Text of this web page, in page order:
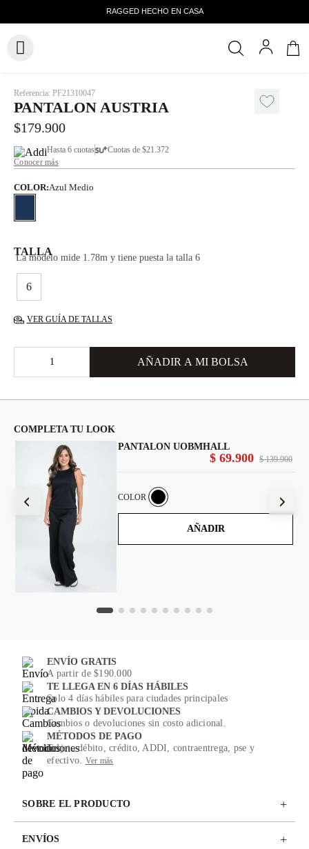
Referencia: PF21310047
PANTALON AUSTRIA
$179.900
Hasta 6 cuotas Cuotas de $21.372
Conocer más
COLOR:Azul Medio
TALLA
6
La modelo mide 1.78m y tiene puesta la talla 6
VER GUÍA DE TALLAS
COMPLETA TU LOOK
PANTALON UOBMHALL
$ 139.900
$ 69.900
COLOR
AÑADIR
ENVÍO GRATIS
A partir de $190.000
TE LLEGA EN 6 DÍAS HÁBILES
Solo 4 días hábiles para ciudades principales
CAMBIOS Y DEVOLUCIONES
Cambios o devoluciones sin costo adicional.
MÉTODOS DE PAGO
Tarjeta débito, crédito, ADDI, contraentrega, pse y
efectivo. Ver más
SOBRE EL PRODUCTO +
ENVÍOS +